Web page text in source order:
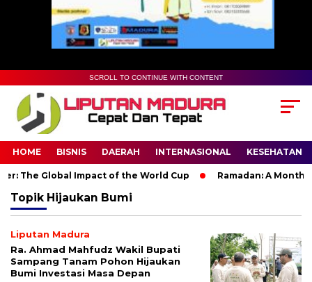
SCROLL TO CONTINUE WITH CONTENT
HOME BISNIS DAERAH INTERNASIONAL KESEHATAN
The Global Impact of the World Cup Ramadan: A Month
Topik Hijaukan Bumi
Liputan Madura
Ra. Ahmad Mahfudz Wakil Bupati
Sampang Tanam Pohon Hijaukan
Bumi Investasi Masa Depan